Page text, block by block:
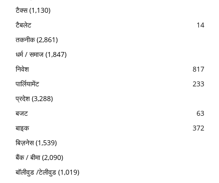
टैक्स(1,130)
टैबलेट
14
तकनीक(2,861)
धर्म / समाज (1,847)
निवेश
817
पार्लियामेंट
233
प्रदेश(3,288)
बजट
63
बाइक
372
बिज़नेस(1,539)
बैंक / बीमा(2,090)
बॉलीवुड /टेलीवुड (1,019)